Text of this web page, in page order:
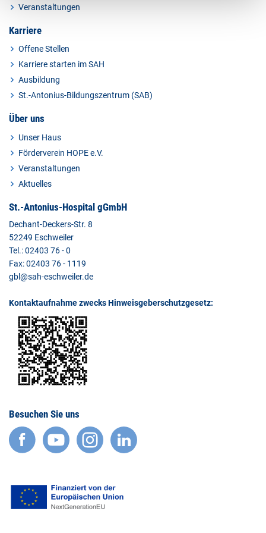
Veranstaltungen
Karriere
Offene Stellen
Karriere starten im SAH
Ausbildung
St.-Antonius-Bildungszentrum (SAB)
Über uns
Unser Haus
Förderverein HOPE e.V.
Veranstaltungen
Aktuelles
St.-Antonius-Hospital gGmbH
Dechant-Deckers-Str. 8
52249 Eschweiler
Tel.: 02403 76 - 0
Fax: 02403 76 - 1119
gbl@sah-eschweiler.de
Kontaktaufnahme zwecks Hinweisgeberschutzgesetz:
Besuchen Sie uns
facebook
YouTube
Instagram